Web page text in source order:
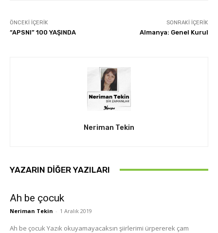
ÖNCEKI İÇERIK
“APSNI” 100 YAŞINDA
SONRAKI İÇERIK
Almanya: Genel Kurul
Neriman Tekin
YAZARIN DIĞER YAZILARI
Ah be çocuk
Neriman Tekin - 1 Aralık 2019
Ah be çocuk Yazık okuyamayacaksın şiirlerimi ürpererek çam